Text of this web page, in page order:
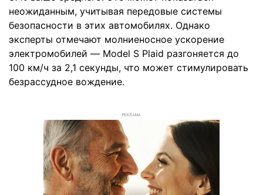
неожиданным, учитывая передовые системы
безопасности в этих автомобилях. Однако
эксперты отмечают молниеносное ускорение
электромобилей — Model S Plaid разгоняется до
100 км/ч за 2,1 секунды, что может стимулировать
безрассудное вождение.
РЕКЛАМА